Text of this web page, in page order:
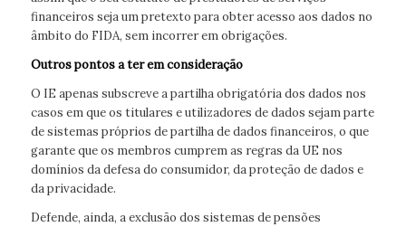
financeiros seja um pretexto para obter acesso aos dados no
âmbito do FIDA, sem incorrer em obrigações.
Outros pontos a ter em consideração
O IE apenas subscreve a partilha obrigatória dos dados nos
casos em que os titulares e utilizadores de dados sejam parte
de sistemas próprios de partilha de dados financeiros, o que
garante que os membros cumprem as regras da UE nos
domínios da defesa do consumidor, da proteção de dados e
da privacidade.
Defende, ainda, a exclusão dos sistemas de pensões